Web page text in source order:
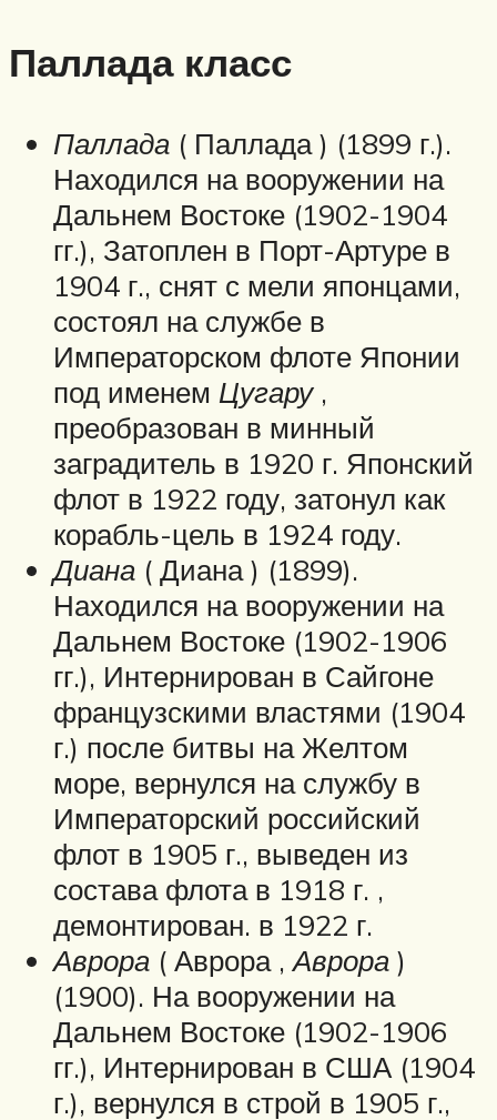
Паллада класс
Паллада ( Паллада ) (1899 г.).
Находился на вооружении на
Дальнем Востоке (1902-1904
гг.), Затоплен в Порт-Артуре в
1904 г., снят с мели японцами,
состоял на службе в
Императорском флоте Японии
под именем Цугару,
преобразован в минный
заградитель в 1920 г. Японский
флот в 1922 году, затонул как
корабль-цель в 1924 году.
Диана ( Диана ) (1899).
Находился на вооружении на
Дальнем Востоке (1902-1906
гг.), Интернирован в Сайгоне
французскими властями (1904
г.) после битвы на Желтом
море, вернулся на службу в
Императорский российский
флот в 1905 г., выведен из
состава флота в 1918 г. ,
демонтирован. в 1922 г.
Аврора ( Аврора , Аврора )
(1900). На вооружении на
Дальнем Востоке (1902-1906
гг.), Интернирован в США (1904
г.), вернулся в строй в 1905 г.,